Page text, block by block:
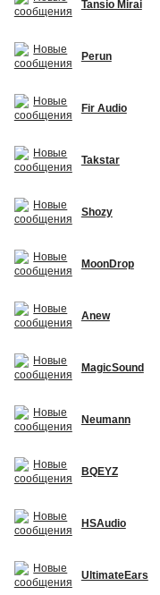
Tansio Mirai
Perun
Fir Audio
Takstar
Shozy
MoonDrop
Anew
MagicSound
Neumann
BQEYZ
HSAudio
UltimateEars